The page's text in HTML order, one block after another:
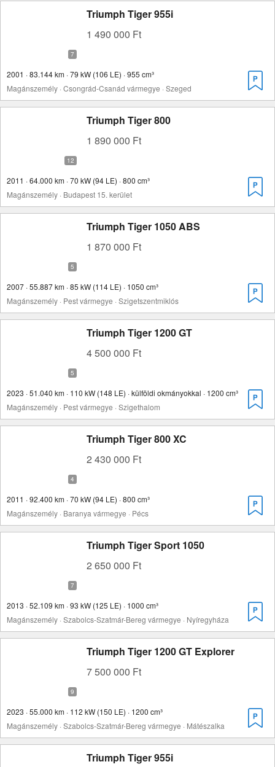
Triumph Tiger 955i
1 490 000 Ft
2001 · 83.144 km · 79 kW (106 LE) · 955 cm³
Magánszemély · Csongrád-Csanád vármegye · Szeged
Triumph Tiger 800
1 890 000 Ft
2011 · 64.000 km · 70 kW (94 LE) · 800 cm³
Magánszemély · Budapest 15. kerület
Triumph Tiger 1050 ABS
1 870 000 Ft
2007 · 55.887 km · 85 kW (114 LE) · 1050 cm³
Magánszemély · Pest vármegye · Szigetszentmiklós
Triumph Tiger 1200 GT
4 500 000 Ft
2023 · 51.040 km · 110 kW (148 LE) · külföldi okmányokkal · 1200 cm³
Magánszemély · Pest vármegye · Szigethalom
Triumph Tiger 800 XC
2 430 000 Ft
2011 · 92.400 km · 70 kW (94 LE) · 800 cm³
Magánszemély · Baranya vármegye · Pécs
Triumph Tiger Sport 1050
2 650 000 Ft
2013 · 52.109 km · 93 kW (125 LE) · 1000 cm³
Magánszemély · Szabolcs-Szatmár-Bereg vármegye · Nyíregyháza
Triumph Tiger 1200 GT Explorer
7 500 000 Ft
2023 · 55.000 km · 112 kW (150 LE) · 1200 cm³
Magánszemély · Szabolcs-Szatmár-Bereg vármegye · Mátészalka
Triumph Tiger 955i